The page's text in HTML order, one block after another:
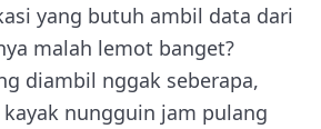
yang butuh ambil data dari
malah lemot banget?
diambil nggak seberapa,
nungguin jam pulang